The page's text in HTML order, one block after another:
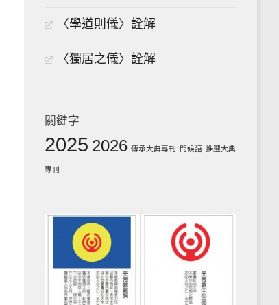
〈學道則儀〉詮解
〈獨居之儀〉詮解
關鍵字
2025 2026 傳承大典專刊 問候語 推選大典
專刊